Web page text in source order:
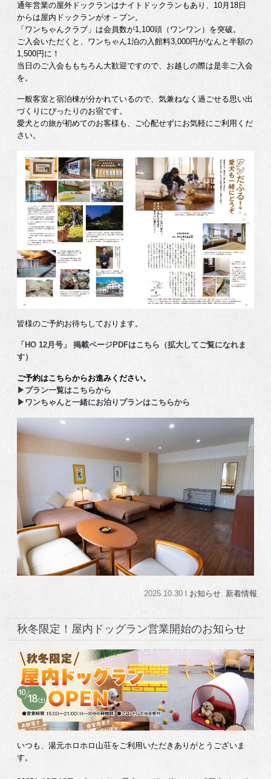
通年営業の屋外ドックランはナイトドックランもあり、10月18日
からは屋内ドックランがオ－プン。
「ワンちゃんクラブ」は会員数が1,100頭（ワンワン）を突破。
ご入会いただくと、ワンちゃん1泊の入館料3,000円がなんと半額の
1,500円に！
当日のご入会ももちろん大歓迎ですので、お越しの際は是非ご入会
を。
一般客室と宿泊棟が分かれているので、気兼ねなく過ごせる思い出
づくりにぴったりのお宿です。
愛犬との旅が初めてのお客様も、ご心配せずにお気軽にご利用くだ
さい。
皆様のご予約お待ちしております。
「HO 12月号」 掲載ページPDFはこちら（拡大してご覧になれま
す）
ご予約はこちらからお進みください。
▶プラン一覧はこちらから
▶ワンちゃんと一緒にお泊りプランはこちらから
2025.10.30 l お知らせ. 新着情報
秋冬限定！屋内ドッグラン営業開始のお知らせ
いつも、湯元ホロホロ山荘をご利用いただきありがとうございま
す。